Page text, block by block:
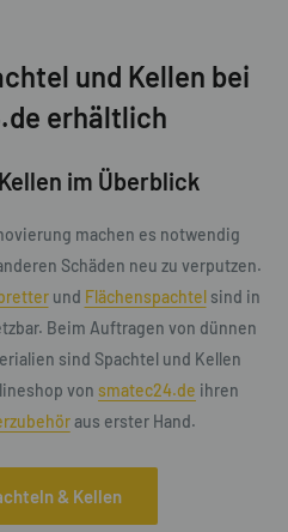
und Kellen bei
erhältlich
im Überblick
machen es notwendig
Schäden neu zu verputzen.
und Flächenspachtel sind in
Beim Auftragen von dünnen
sind Spachtel und Kellen
von smatec24.de ihren
aus erster Hand.
& Kellen